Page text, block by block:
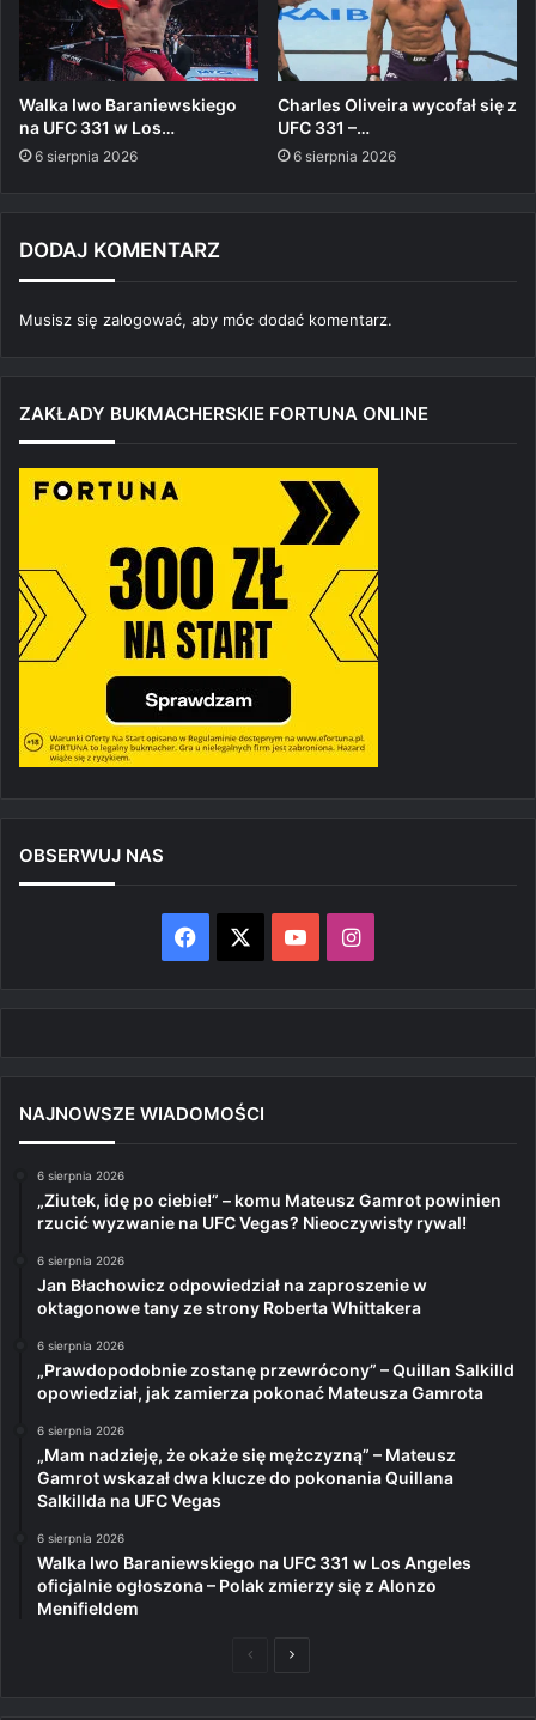
Walka Iwo Baraniewskiego
na UFC 331 w Los…
6 sierpnia 2026
Charles Oliveira wycofał się z
UFC 331 –…
6 sierpnia 2026
DODAJ KOMENTARZ
Musisz się zalogować, aby móc dodać komentarz.
ZAKŁADY BUKMACHERSKIE FORTUNA ONLINE
OBSERWUJ NAS
Facebook YouTubeInstagram
NAJNOWSZE WIADOMOŚCI
6 sierpnia 2026
„Ziutek, idę po ciebie!” – komu Mateusz Gamrot powinien
rzucić wyzwanie na UFC Vegas? Nieoczywisty rywal!
6 sierpnia 2026
Jan Błachowicz odpowiedział na zaproszenie w
oktagonowe tany ze strony Roberta Whittakera
6 sierpnia 2026
„Prawdopodobnie zostanę przewrócony” – Quillan Salkilld
opowiedział, jak zamierza pokonać Mateusza Gamrota
6 sierpnia 2026
„Mam nadzieję, że okaże się mężczyzną” – Mateusz
Gamrot wskazał dwa klucze do pokonania Quillana
Salkillda na UFC Vegas
6 sierpnia 2026
Walka Iwo Baraniewskiego na UFC 331 w Los Angeles
oficjalnie ogłoszona – Polak zmierzy się z Alonzo
Menifieldem
PoprzedniaNastępna